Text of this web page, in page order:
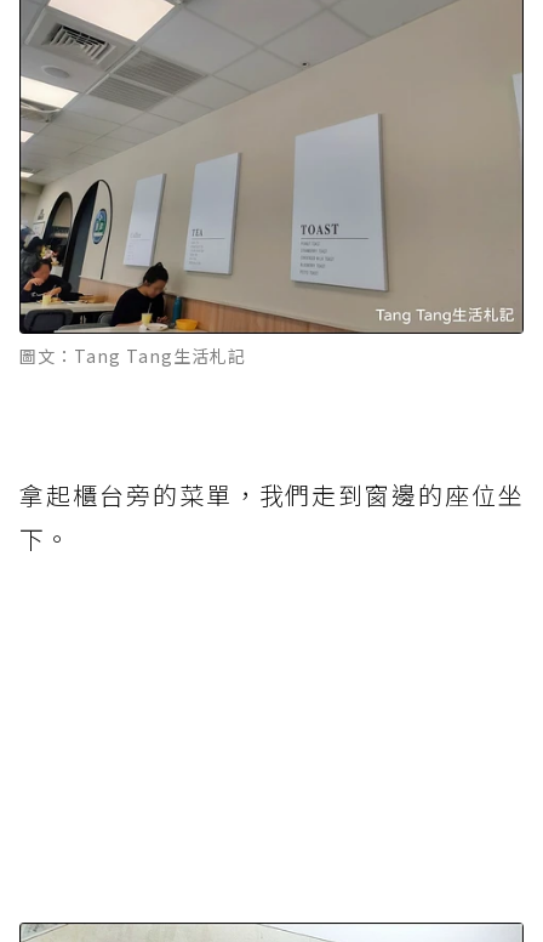
圖文：Tang Tang生活札記
拿起櫃台旁的菜單，我們走到窗邊的座位坐
下。